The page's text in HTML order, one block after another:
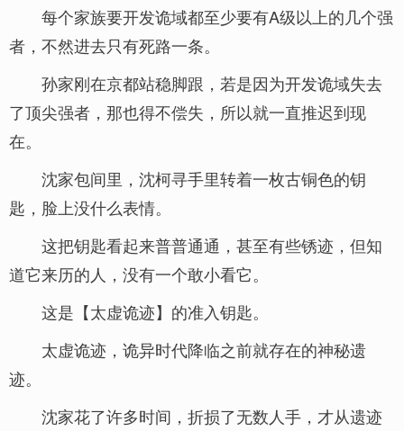
每个家族要开发诡域都至少要有A级以上的几个强
者，不然进去只有死路一条。
孙家刚在京都站稳脚跟，若是因为开发诡域失去
了顶尖强者，那也得不偿失，所以就一直推迟到现
在。
沈家包间里，沈柯寻手里转着一枚古铜色的钥
匙，脸上没什么表情。
这把钥匙看起来普普通通，甚至有些锈迹，但知
道它来历的人，没有一个敢小看它。
这是【太虚诡迹】的准入钥匙。
太虚诡迹，诡异时代降临之前就存在的神秘遗
迹。
沈家花了许多时间，折损了无数人手，才从遗迹